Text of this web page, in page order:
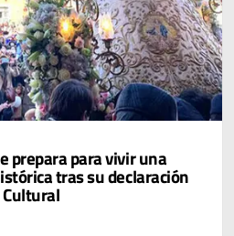
prepara para vivir una
tras su declaración